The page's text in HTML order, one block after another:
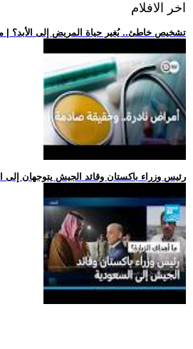
اخر الافلام
.. تشخيص خاطئ.. يُغير حياة المريض إلى الأبد؟ |
.. رئيس وزراء باكستان وقائد الجيش يتوجهان إلى